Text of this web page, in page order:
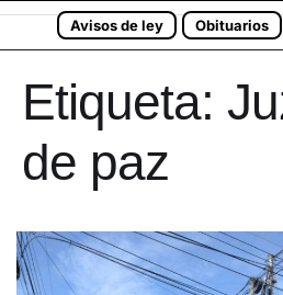
Avisos de ley Obituarios
Etiqueta:
de paz